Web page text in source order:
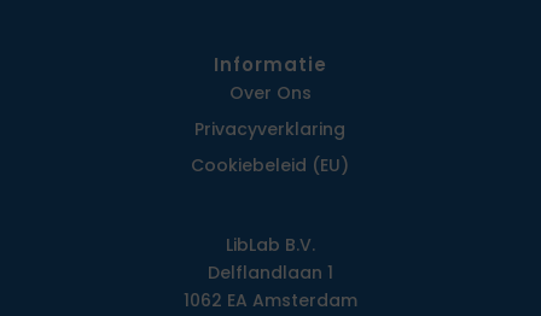
Informatie
Over Ons
Privacy­verklaring
Cookiebeleid (EU)
LibLab B.V.
Delflandlaan 1
1062 EA Amsterdam